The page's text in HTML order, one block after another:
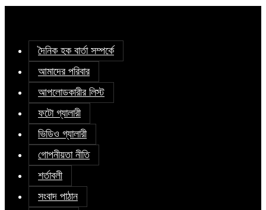
দৈনিক হক বার্তা সম্পর্কে
আমাদের পরিবার
আপলোডকারীর লিস্ট
ফটো গ্যালারী
ভিডিও গ্যালারী
গোপনীয়তা নীতি
শর্তাবলী
সংবাদ পাঠান